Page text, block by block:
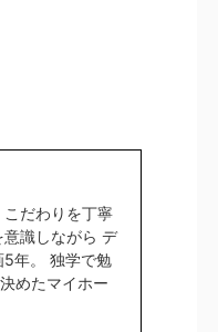
だわりを丁寧
識しながら デ
5年。 独学で勉
めたマイホー